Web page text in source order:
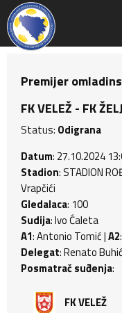
Premijer
FK VELEŽ - FK
Status: Odigrana
Datum: 27.10.2024
Stadion: STADION
Vrapčići
Gledalaca: 100
Sudija: Ivo Ćaleta
A1: Antonio Tomić |A2
Delegat: Renato Buhić
Posmatrač suđenja:
FK VELEŽ